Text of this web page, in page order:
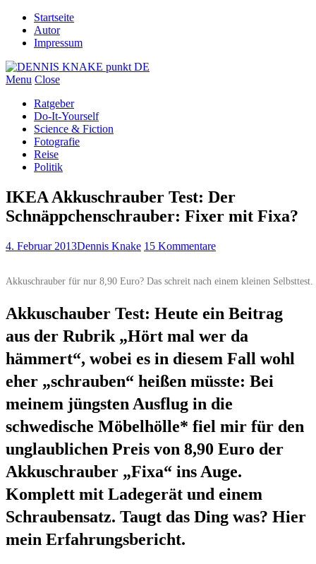
Startseite
Autor
Impressum
Menu Close
Ratgeber
Do-It-Yourself
Science & Fiction
Fotografie
Reise
Politik
IKEA Akkuschrauber Test: Der
Schnäppchenschrauber: Fixer mit Fixa?
4. Februar 2013Dennis Knake 15 Kommentare
Akkuschrauber für nur 8,90 Euro? Das schreit nach einem kleinen Selbsttest.
Akkuschauber Test: Heute ein Beitrag
aus der Rubrik „Hört mal wer da
hämmert“, wobei es in diesem Fall wohl
eher „schrauben“ heißen müsste: Bei
meinem jüngsten Ausflug in die
schwedische Möbelhölle* fiel mir für den
unglaublichen Preis von 8,90 Euro der
Akkuschrauber „Fixa“ ins Auge.
Komplett mit Ladegerät und einem
Schraubensatz. Taugt das Ding was? Hier
mein Erfahrungsbericht.